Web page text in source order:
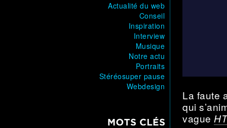
Actualité du web
Conseil
Inspiration
Interview
Musique
Notre actu
Portraits
Stéréosuper pause
Webdesign
MOTS CLÉS
La faute
qui
vague